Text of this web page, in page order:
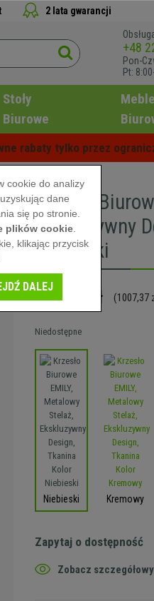
2 lata gwarancji
+48
Pon-
Pt:
Stoły
Biurowe
Meble
rabaty tylko przez
Krzesło
Ekskluzywny
Niebieski
819,00 zł (1007,37
Niedostępne
Niebieski Kremowy
Zapytaj o dostępność
Zobacz
cookie do analizy
dane
się po stronie.
plików cookie
klikając przycisk
DALEJ